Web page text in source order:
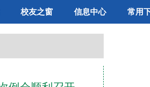
校友之窗 信息中心 常用